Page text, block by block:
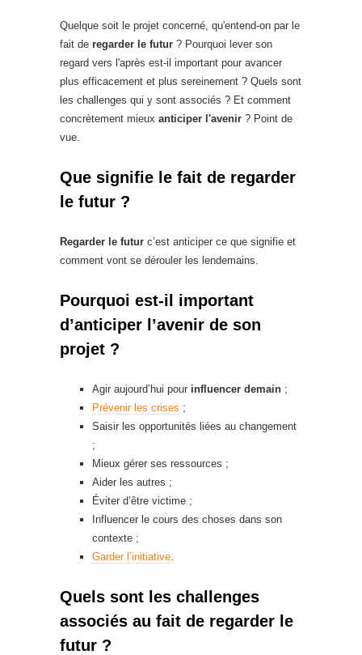
Quelque soit le projet concerné, qu'entend-on par le
fait de regarder le futur ? Pourquoi lever son
regard vers l'après est-il important pour avancer
plus efficacement et plus sereinement ? Quels sont
les challenges qui y sont associés ? Et comment
concrètement mieux anticiper l'avenir ? Point de
vue.
Que signifie le fait de regarder
le futur ?
Regarder le futur c’est anticiper ce que signifie et
comment vont se dérouler les lendemains.
Pourquoi est-il important
d’anticiper l’avenir de son
projet ?
Agir aujourd’hui pour influencer demain ;
Prévenir les crises ;
Saisir les opportunités liées au changement
;
Mieux gérer ses ressources ;
Aider les autres ;
Éviter d’être victime ;
Influencer le cours des choses dans son
contexte ;
Garder l’initiative.
Quels sont les challenges
associés au fait de regarder le
futur ?